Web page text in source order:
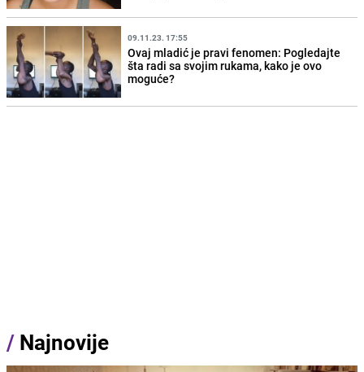
09.11.23. 17:55
Ovaj mladić je pravi fenomen: Pogledajte
šta radi sa svojim rukama, kako je ovo
moguće?
/ Najnovije